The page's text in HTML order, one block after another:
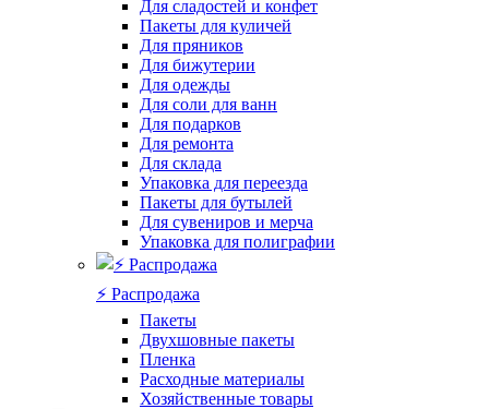
Для сладостей и конфет
Пакеты для куличей
Для пряников
Для бижутерии
Для одежды
Для соли для ванн
Для подарков
Для ремонта
Для склада
Упаковка для переезда
Пакеты для бутылей
Для сувениров и мерча
Упаковка для полиграфии
⚡️ Распродажа
Пакеты
Двухшовные пакеты
Пленка
Расходные материалы
Хозяйственные товары